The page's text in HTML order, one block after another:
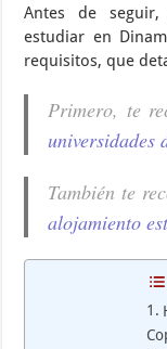
Antes de
estudiar en
requisitos, que
Primero, te
universidades
También te
alojamiento